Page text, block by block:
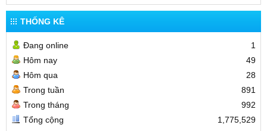
THỐNG KÊ
Đang online
1
Hôm nay
49
Hôm qua
28
Trong tuần
891
Trong tháng
992
Tổng cộng
1,775,529